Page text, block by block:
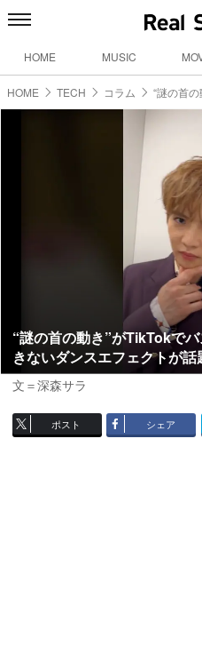
HOME MUSIC
HOME TECH コラム “謎の首
“謎の首の動き”がTikTokで
きないダンスエフェクトが話
文＝深森サラ
ポスト シェア